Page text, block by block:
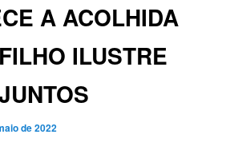
A ACOLHIDA
ILUSTRE
de 2022